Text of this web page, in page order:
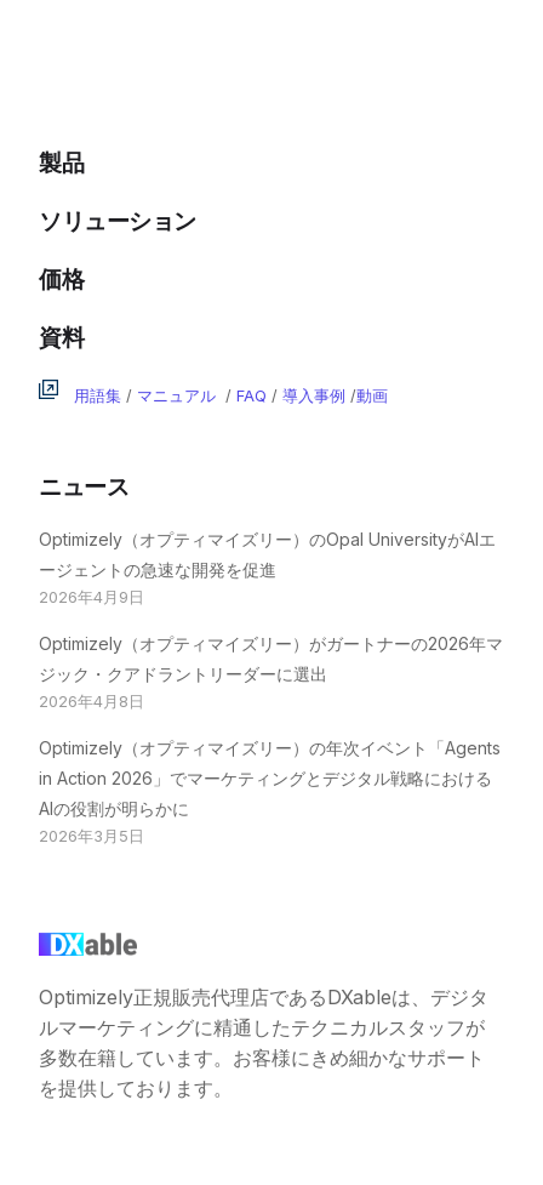
製品
ソリューション
価格
資料
用語集 / マニュアル /FAQ /導入事例 /動画
ニュース
Optimizely（オプティマイズリー）のOpal UniversityがAIエ
ージェントの急速な開発を促進
2026年4月9日
Optimizely（オプティマイズリー）がガートナーの2026年マ
ジック・クアドラントリーダーに選出
2026年4月8日
Optimizely（オプティマイズリー）の年次イベント「Agents
in Action 2026」でマーケティングとデジタル戦略における
AIの役割が明らかに
2026年3月5日
Optimizely正規販売代理店であるDXableは、デジタ
ルマーケティングに精通したテクニカルスタッフが
多数在籍しています。お客様にきめ細かなサポート
を提供しております。